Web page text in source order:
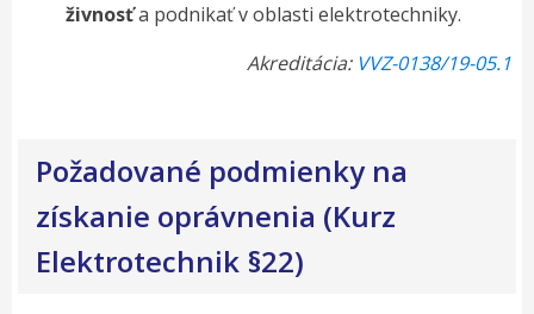
živnosťa podnikať v oblasti elektrotechniky.
Akreditácia: VVZ-0138/19-05.1
Požadované podmienky na
získanie oprávnenia (Kurz
Elektrotechnik §22)